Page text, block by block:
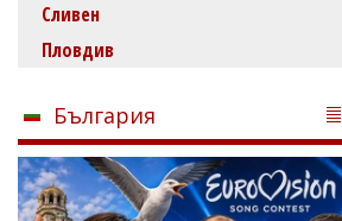
Сливен
Пловдив
България